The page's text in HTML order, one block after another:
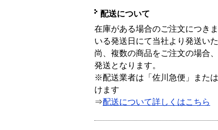
配送について
在庫がある場合のご注文につき
いる発送日にて当社より発送い
尚、複数の商品をご注文の場合
発送となります。
※配送業者は「佐川急便」また
けます
⇒配送について詳しくはこちら